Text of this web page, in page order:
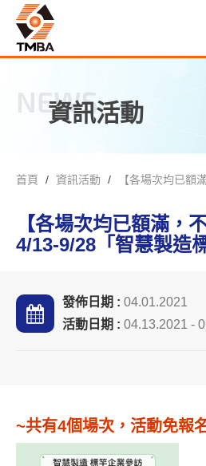
NEWS
資訊活動
首頁 資訊活動 【各場次均已額
【各場次均已額滿，
4/13-9/28「智慧製造
發佈日期 : 04.01.2021
活動日期 : 04.13.2021 -
~共有4個場次，活動免報